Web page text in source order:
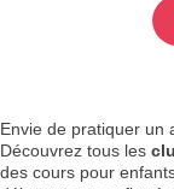
Envie de pratiquer un
Découvrez tous les
des cours pour